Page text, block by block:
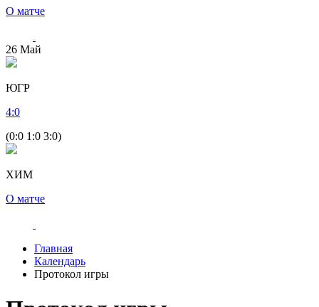
О матче
26 Май
ЮГР
4:0
(0:0 1:0 3:0)
ХИМ
О матче
Главная
Календарь
Протокол игры